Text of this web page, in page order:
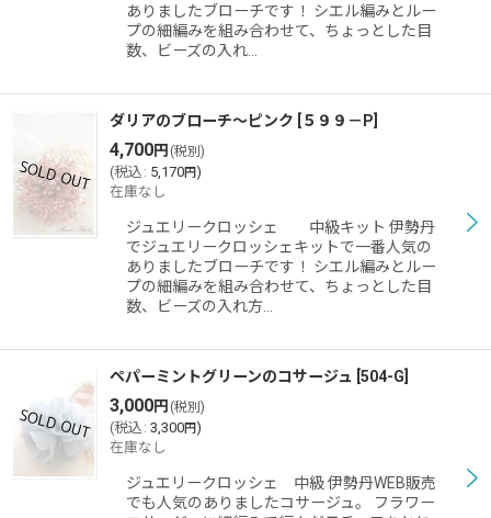
ありましたブローチです！ シエル編みとルー
プの細編みを組み合わせて、ちょっとした目
数、ビーズの入れ…
ダリアのブローチ〜ピンク ５９９－P
4,700円 (税別)
(税込 : 5,170円)
在庫なし
ジュエリークロッシェ 中級キット 伊勢丹
でジュエリークロッシェキットで一番人気の
ありましたブローチです！ シエル編みとルー
プの細編みを組み合わせて、ちょっとした目
数、ビーズの入れ方…
ペパーミントグリーンのコサージュ 504-G
3,000円 (税別)
(税込 : 3,300円)
在庫なし
ジュエリークロッシェ 中級 伊勢丹WEB販売
でも人気のありましたコサージュ。 フラワー